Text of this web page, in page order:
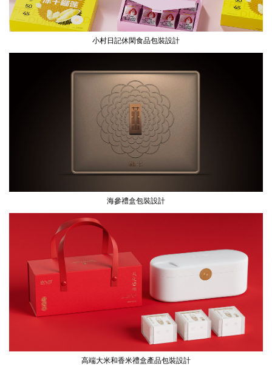
小村日記休閑食品包裝設計
海參禮盒包裝設計
高端大米和香米禮盒產品包裝設計